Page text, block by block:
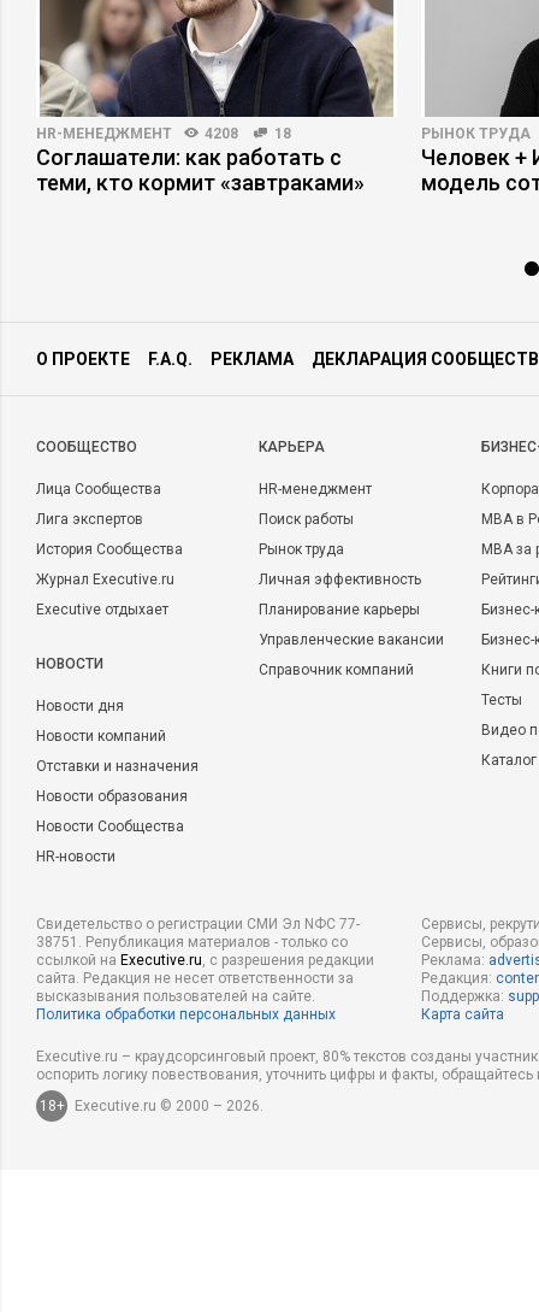
HR-МЕНЕДЖМЕНТ 4208 18
Соглашатели: как работать с
теми, кто кормит «завтраками»
РЫНОК ТРУДА
Человек +
модель
О ПРОЕКТЕ F.A.Q. РЕКЛАМА ДЕКЛАРАЦИЯ
CООБЩЕСТВО
Лица Сообщества
Лига экспертов
История Сообщества
Журнал Executive.ru
Executive отдыхает
НОВОСТИ
Новости дня
Новости компаний
Отставки и назначения
Новости образования
Новости Сообщества
HR-новости
КАРЬЕРА
HR-менеджмент
Поиск работы
Рынок труда
Личная эффективность
Планирование карьеры
Управленческие вакансии
Справочник компаний
MBA в
MBA
Бизнес-
Книги
Тесты
Видео
Свидетельство о регистрации СМИ Эл NФС 77-
38751. Републикация материалов - только со
ссылкой на Executive.ru, с разрешения редакции
сайта. Редакция не несет ответственности за
высказывания пользователей на сайте.
Политика обработки персональных данных
Сервисы,
Сервисы,
Реклама:
Редакция:
Поддержка:
Карта сайта
Executive.ru – краудсорсинговый проект, 80% текстов созданы
оспорить логику повествования, уточнить цифры и факты,
18+
Executive.ru © 2000 – 2026.